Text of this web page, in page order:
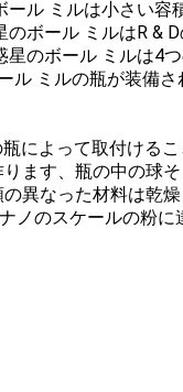
ル ミルは小さい容
ボール ミルはR &
のボール ミルは4つ
ル ミルの瓶が装備
によって取付ける
ます、瓶の中の球
異なった材料は乾
のスケールの粉に